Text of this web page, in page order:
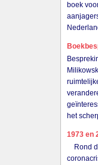
boek
het
1973 en
Rond